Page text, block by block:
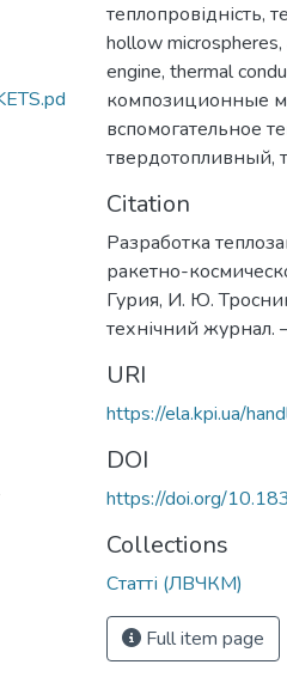
теплопровідність,
hollow microspheres,
engine, thermal
композиционные
вспомогательное
твердотопливный,
Citation
Разработка
ракетно-
Гурия, И. Ю.
технічний журнал.
URI
https://ela.kpi.ua/
DOI
https://doi.org/
Collections
Статті (ЛВЧКМ)
Full item page